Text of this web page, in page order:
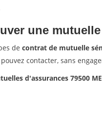
une
de contrat de mutuelle
pouvez contacter, sans
d'assurances 79500